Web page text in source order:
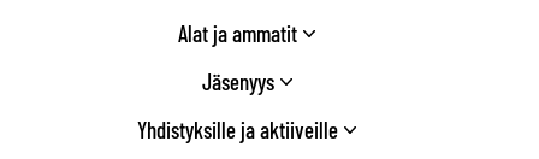
Alat ja ammatit
Jäsenyys
Yhdistyksille ja aktiiveille